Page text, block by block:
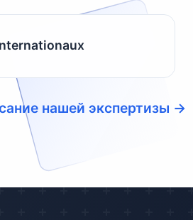
нашей экспертизы →